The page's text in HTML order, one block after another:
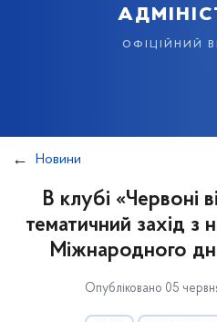
офіційний
Новини
В клубі «Червоні
тематичний захід з
Міжнародного
Опубліковано 05